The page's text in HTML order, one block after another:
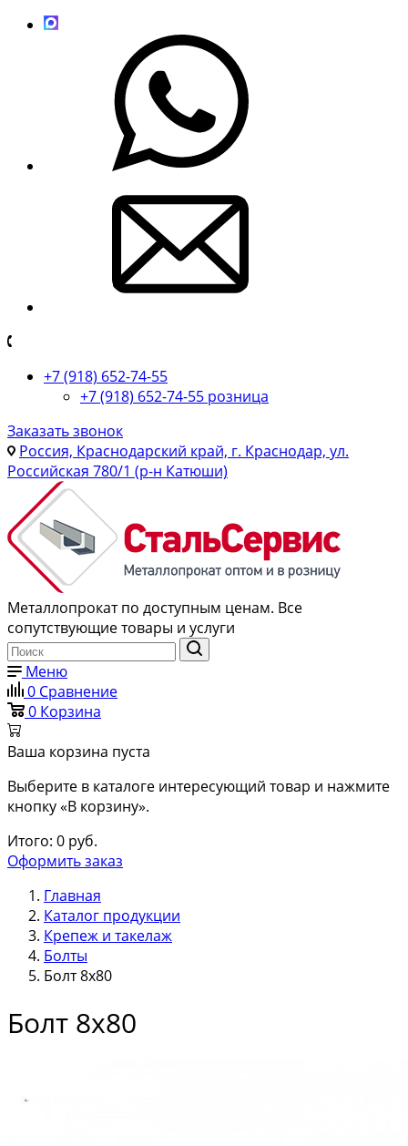
+7 (918) 652-74-55
+7 (918) 652-74-55 розница
Заказать звонок
Россия, Краснодарский край, г. Краснодар, ул.
Российская 780/1 (р-н Катюши)
Металлопрокат по доступным ценам. Все
сопутствующие товары и услуги
Меню
0 Сравнение
0 Корзина
Ваша корзина пуста
Выберите в каталоге интересующий товар и нажмите
кнопку «В корзину».
Итого: 0 руб.
Оформить заказ
Главная
Каталог продукции
Крепеж и такелаж
Болты
Болт 8х80
Болт 8х80